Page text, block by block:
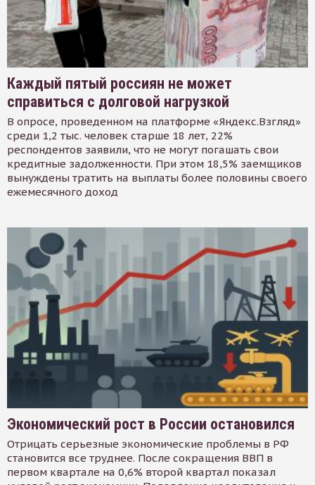
Каждый пятый россиян не может
справиться с долговой нагрузкой
В опросе, проведенном на платформе «Яндекс.Взгляд»
среди 1,2 тыс. человек старше 18 лет, 22%
респондентов заявили, что не могут погашать свои
кредитные задолженности. При этом 18,5% заемщиков
вынуждены тратить на выплаты более половины своего
ежемесячного доход
Экономический рост в России остановился
Отрицать серьезные экономические проблемы в РФ
становится все труднее. После сокращения ВВП в
первом квартале на 0,6% второй квартал показал